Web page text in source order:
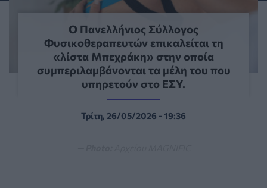
Ο Πανελλήνιος Σύλλογος
Φυσικοθεραπευτών επικαλείται τη
«λίστα Μπεχράκη» στην οποία
συμπεριλαμβάνονται τα μέλη του που
υπηρετούν στο ΕΣΥ.
Τρίτη, 26/05/2026 - 19:36